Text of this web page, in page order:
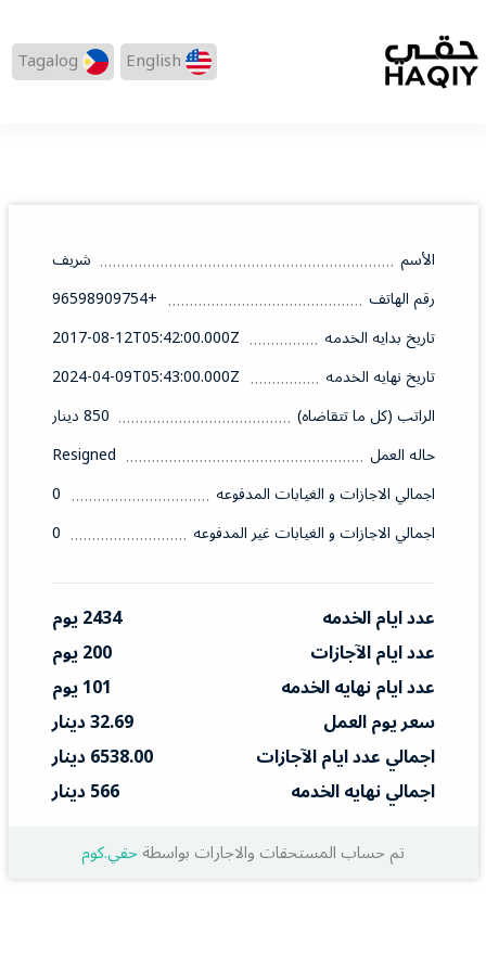
English
Tagalog
الأسم
شريف
رقم الهاتف
+96598909754
تاريخ بدايه الخدمه
2017-08-12T05:42:00.000Z
تاريخ نهايه الخدمه
2024-04-09T05:43:00.000Z
الراتب (كل ما تتقاضاه)
850 دينار
حاله العمل
Resigned
اجمالي الاجازات و الغيابات المدفوعه
0
اجمالي الاجازات و الغيابات غير المدفوعه
0
عدد ايام الخدمه
2434 يوم
عدد ايام الآجازات
200 يوم
عدد ايام نهايه الخدمه
101 يوم
سعر يوم العمل
32.69 دينار
اجمالي عدد ايام الآجازات
6538.00 دينار
اجمالي نهايه الخدمه
566 دينار
تم حساب المستحقات والاجارات بواسطةحقي.كوم